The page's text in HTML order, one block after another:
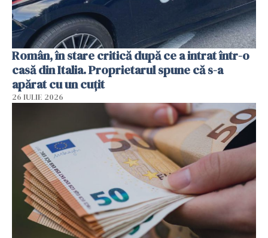
Român, în stare critică după ce a intrat într-o
casă din Italia. Proprietarul spune că s-a
apărat cu un cuțit
26 IULIE 2026